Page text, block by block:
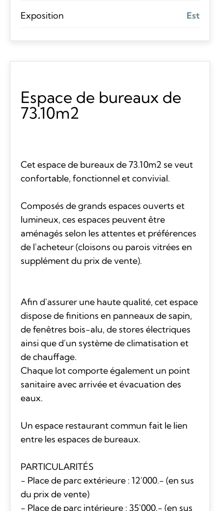
Exposition Est
Espace de bureaux de
73.10m2
Cet espace de bureaux de 73.10m2 se veut
confortable, fonctionnel et convivial.
Composés de grands espaces ouverts et
lumineux, ces espaces peuvent être
aménagés selon les attentes et préférences
de l'acheteur (cloisons ou parois vitrées en
supplément du prix de vente).
Afin d'assurer une haute qualité, cet espace
dispose de finitions en panneaux de sapin,
de fenêtres bois-alu, de stores électriques
ainsi que d'un système de climatisation et
de chauffage.
Chaque lot comporte également un point
sanitaire avec arrivée et évacuation des
eaux.
Un espace restaurant commun fait le lien
entre les espaces de bureaux.
PARTICULARITÉS
- Place de parc extérieure : 12'000.- (en sus
du prix de vente)
- Place de parc intérieure : 35'000.- (en sus